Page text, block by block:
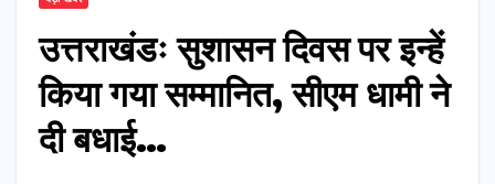
उत्तराखंडः सुशासन दिवस पर इन्हें
किया गया सम्मानित, सीएम धामी ने
दी बधाई…